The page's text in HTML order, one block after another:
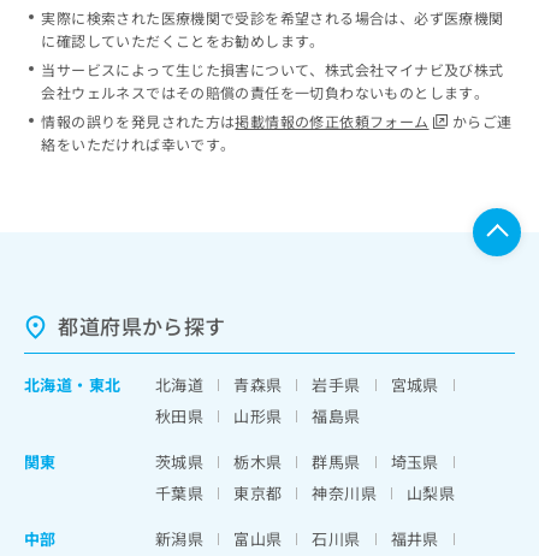
実際に検索された医療機関で受診を希望される場合は、必ず医療機関
に確認していただくことをお勧めします。
当サービスによって生じた損害について、株式会社マイナビ及び株式
会社ウェルネスではその賠償の責任を一切負わないものとします。
情報の誤りを発見された方は掲載情報の修正依頼フォーム
からご連
絡をいただければ幸いです。
都道府県から探す
北海道 ・ 東北 北海道 青森県 岩手県
宮城県
秋田県
山形県
福島県
関東
茨城県 栃木県 群馬県
埼玉県
千葉県
東京都 神奈川県
山梨県
中部
新潟県 富山県 石川県
福井県